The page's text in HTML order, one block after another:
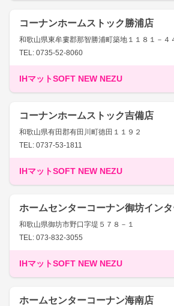
コーナンホームストック勝浦店
和歌山県東牟婁郡那智勝浦町築地１１８１－４
TEL: 0735-52-8060
IHマットSOFT NEW NEZU
コーナンホームストック吉備店
和歌山県有田郡有田川町徳田１１９２
TEL: 0737-53-1811
IHマットSOFT NEW NEZU
ホームセンターコーナン御坊イン
和歌山県御坊市野口字堤５７８－１
TEL: 073-832-3055
IHマットSOFT NEW NEZU
ホームセンターコーナン海南店